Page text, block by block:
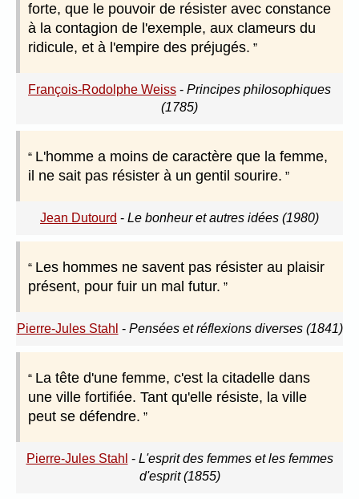
forte, que le pouvoir de résister avec constance
à la contagion de l'exemple, aux clameurs du
ridicule, et à l'empire des préjugés.
François-Rodolphe Weiss - Principes philosophiques
(1785)
L'homme a moins de caractère que la femme,
il ne sait pas résister à un gentil sourire.
Jean Dutourd - Le bonheur et autres idées (1980)
Les hommes ne savent pas résister au plaisir
présent, pour fuir un mal futur.
Pierre-Jules Stahl - Pensées et réflexions diverses (1841)
La tête d'une femme, c'est la citadelle dans
une ville fortifiée. Tant qu'elle résiste, la ville
peut se défendre.
Pierre-Jules Stahl - L'esprit des femmes et les femmes
d'esprit (1855)